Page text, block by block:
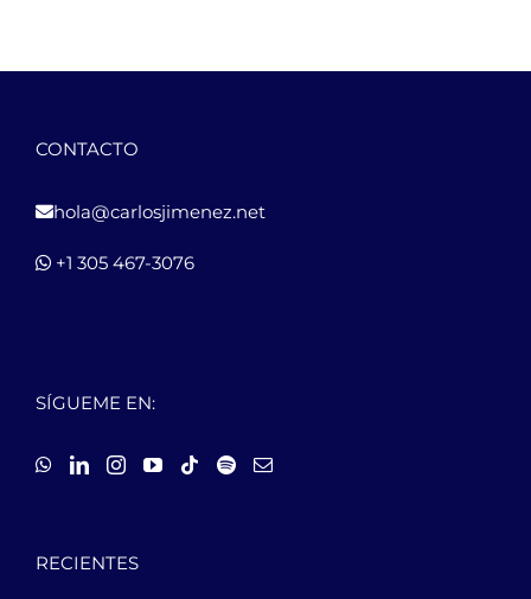
CONTACTO
hola@carlosjimenez.net
+1 305 467-3076
SÍGUEME EN:
RECIENTES